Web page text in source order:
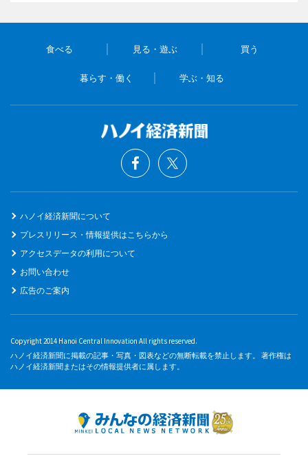
食べる 見る・遊ぶ 買う
暮らす・働く 学ぶ・知る
ハノイ経済新聞について
プレスリリース・情報提供はこちらから
アクセスデータの利用について
お問い合わせ
広告のご案内
Copyright 2014 Hanoi Central Innovation All rights reserved.
ハノイ経済新聞に掲載の記事・写真・図表などの無断転載を禁止します。 著作権は
ハノイ経済新聞またはその情報提供者に属します。